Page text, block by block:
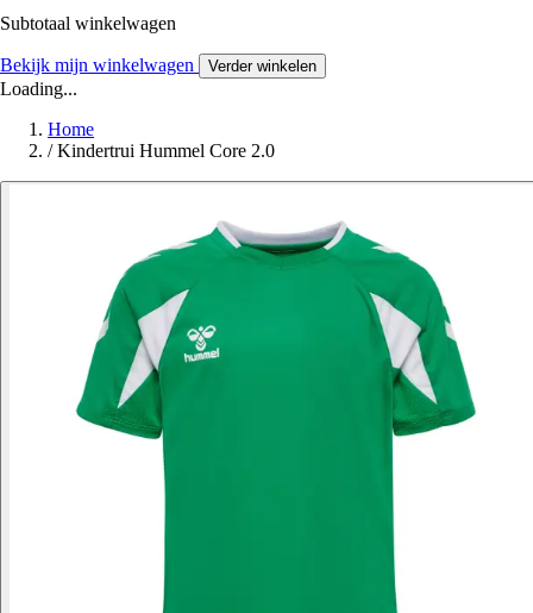
Subtotaal winkelwagen
Bekijk mijn winkelwagen Verder winkelen
Loading...
Home
/ Kindertrui Hummel Core 2.0